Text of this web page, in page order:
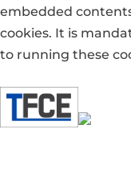
embedded
cookies. It is
to running these